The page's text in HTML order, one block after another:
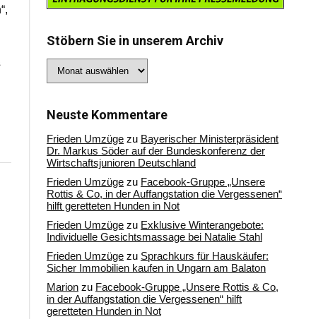
Stöbern Sie in unserem Archiv
Sie
Archiv
Neuste Kommentare
Frieden Umzüge zu Bayerischer Ministerpräsident
Dr. Markus Söder auf der Bundeskonferenz der
Wirtschaftsjunioren Deutschland
Frieden Umzüge zu Facebook-Gruppe „Unsere
Rottis & Co, in der Auffangstation die Vergessenen“
hilft geretteten Hunden in Not
Frieden Umzüge zu Exklusive Winterangebote:
Individuelle Gesichtsmassage bei Natalie Stahl
Frieden Umzüge zu Sprachkurs für Hauskäufer:
Sicher Immobilien kaufen in Ungarn am Balaton
Marion zu Facebook-Gruppe „Unsere Rottis & Co,
in der Auffangstation die Vergessenen“ hilft
geretteten Hunden in Not